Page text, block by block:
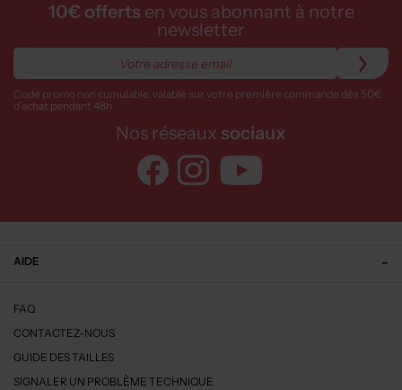
10€ offerts en vous abonnant à notre
newsletter
Code promo non cumulable, valable sur votre première commande dès 50€
d’achat pendant 48h
Nos réseaux sociaux
AIDE
FAQ
CONTACTEZ-NOUS
GUIDE DES TAILLES
SIGNALER UN PROBLÈME TECHNIQUE